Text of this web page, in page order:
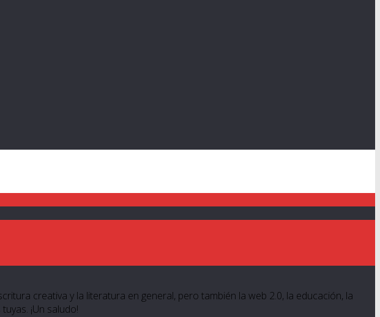
creativa y la literatura en general, pero también la web 2.0, la educación, la
¡Un saludo!